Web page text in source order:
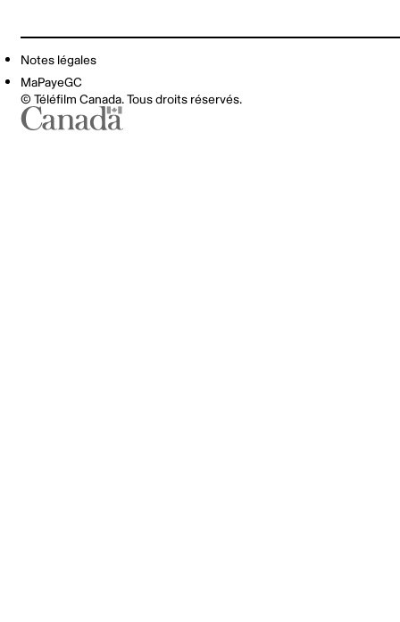
Notes légales
MaPayeGC
© Téléfilm Canada. Tous droits réservés.